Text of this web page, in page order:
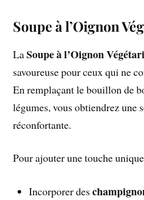
Soupe à l’Oignon
LaSoupe à l’Oignon
savoureuse pour ceux qui ne
En remplaçant le bouillon de
légumes, vous obtiendrez une
réconfortante.
Pour ajouter une touche
Incorporer des